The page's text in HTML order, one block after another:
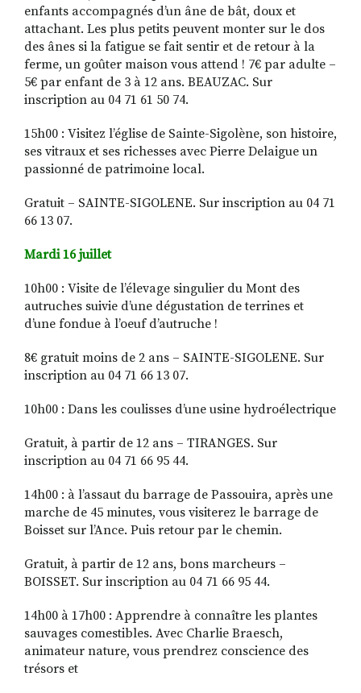
enfants accompagnés d’un âne de bât, doux et
attachant. Les plus petits peuvent monter sur le dos
des ânes si la fatigue se fait sentir et de retour à la
ferme, un goûter maison vous attend ! 7€ par adulte –
5€ par enfant de 3 à 12 ans. BEAUZAC. Sur
inscription au 04 71 61 50 74.
15h00 : Visitez l’église de Sainte-Sigolène, son histoire,
ses vitraux et ses richesses avec Pierre Delaigue un
passionné de patrimoine local.
Gratuit – SAINTE-SIGOLENE. Sur inscription au 04 71
66 13 07.
Mardi 16 juillet
10h00 : Visite de l’élevage singulier du Mont des
autruches suivie d’une dégustation de terrines et
d’une fondue à l’oeuf d’autruche !
8€ gratuit moins de 2 ans – SAINTE-SIGOLENE. Sur
inscription au 04 71 66 13 07.
10h00 : Dans les coulisses d’une usine hydroélectrique
Gratuit, à partir de 12 ans – TIRANGES. Sur
inscription au 04 71 66 95 44.
14h00 : à l’assaut du barrage de Passouira, après une
marche de 45 minutes, vous visiterez le barrage de
Boisset sur l’Ance. Puis retour par le chemin.
Gratuit, à partir de 12 ans, bons marcheurs –
BOISSET. Sur inscription au 04 71 66 95 44.
14h00 à 17h00 : Apprendre à connaître les plantes
sauvages comestibles. Avec Charlie Braesch,
animateur nature, vous prendrez conscience des
trésors et